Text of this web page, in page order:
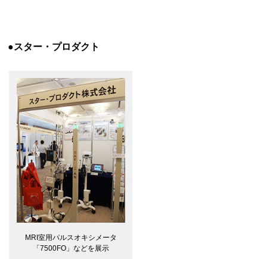
●スター・プロダクト
MRI室用パルスオキシメータ
「7500FO」などを展示